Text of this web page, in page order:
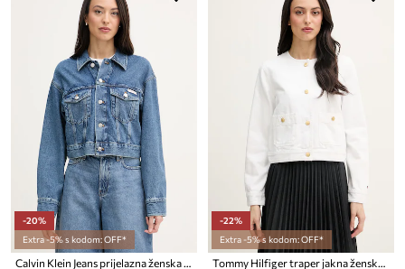
-20%
Extra -5% s kodom: OFF*
-22%
Extra -5% s kodom: OFF*